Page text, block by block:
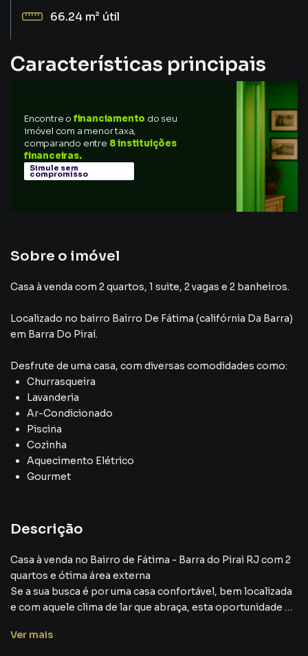
66.24 m² útil
Características principais
Ar-Condicionado
Portão Eletrônico
Encontre o financiamento do seu
imóvel com a menor taxa,
comparando entre 8 instituições
financeiras.
Simule sem
compromisso
Sobre o imóvel
Casa à venda com 2 quartos, 1 suite, 2 vagas e 2 banheiros.
Localizado no bairro Bairro De Fátima (califórnia Da Barra)
em Barra Do Piraí.
Desfrute de uma casa, com diversas comodidades como:
Churrasqueira
Lavanderia
Ar-Condicionado
Piscina
Cozinha
Aquecimento Elétrico
Gourmet
Descrição
Casa à venda no Bairro de Fátima - Barra do Pirai RJ com 2
quartos e ótima área externa
Se a sua busca é por uma casa confortável, bem localizada
e com aquele clima de lar que abraça, esta oportunidade no
planejado para quem deseja viver com tranquilidade,
Ver mais